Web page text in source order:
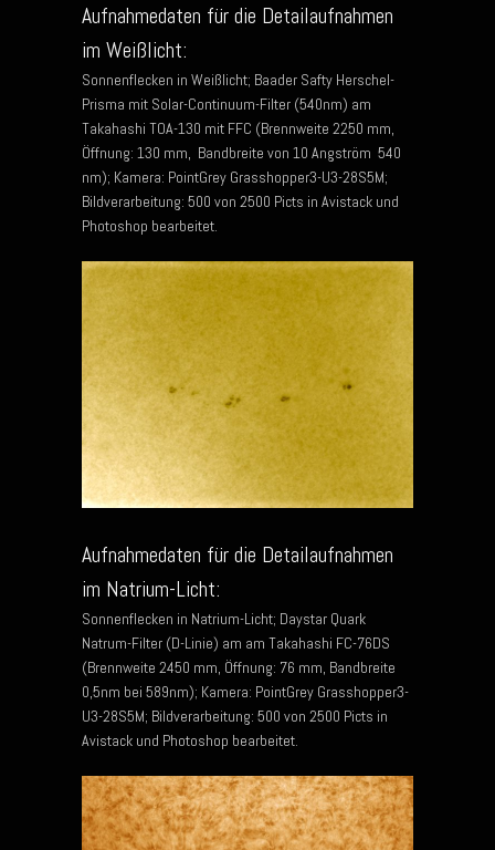
Aufnahmedaten für die Detailaufnahmen
im Weißlicht:
Sonnenflecken in Weißlicht; Baader Safty Herschel-
Prisma mit Solar-Continuum-Filter (540nm) am
Takahashi TOA-130 mit FFC (Brennweite 2250 mm,
Öffnung: 130 mm, Bandbreite von 10 Angström 540
nm); Kamera: PointGrey Grasshopper3-U3-28S5M;
Bildverarbeitung: 500 von 2500 Picts in Avistack und
Photoshop bearbeitet.
Aufnahmedaten für die Detailaufnahmen
im Natrium-Licht:
Sonnenflecken in Natrium-Licht; Daystar Quark
Natrum-Filter (D-Linie) am am Takahashi FC-76DS
(Brennweite 2450 mm, Öffnung: 76 mm, Bandbreite
0,5nm bei 589nm); Kamera: PointGrey Grasshopper3-
U3-28S5M; Bildverarbeitung: 500 von 2500 Picts in
Avistack und Photoshop bearbeitet.